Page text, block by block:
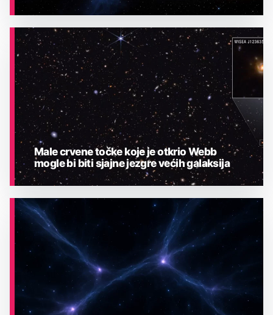
ASTRONOMIJA
ASTRONOMIJA
Male crvene točke koje je otkrio Webb
mogle bi biti sjajne jezgre većih galaksija